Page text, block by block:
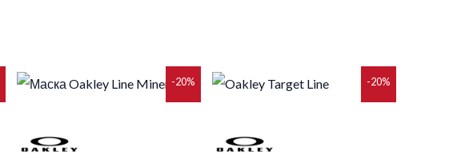
-20%
Оригінальна
ціна:
Поточна
ціна:
-20%
Оригінальна
ціна:
Поточна